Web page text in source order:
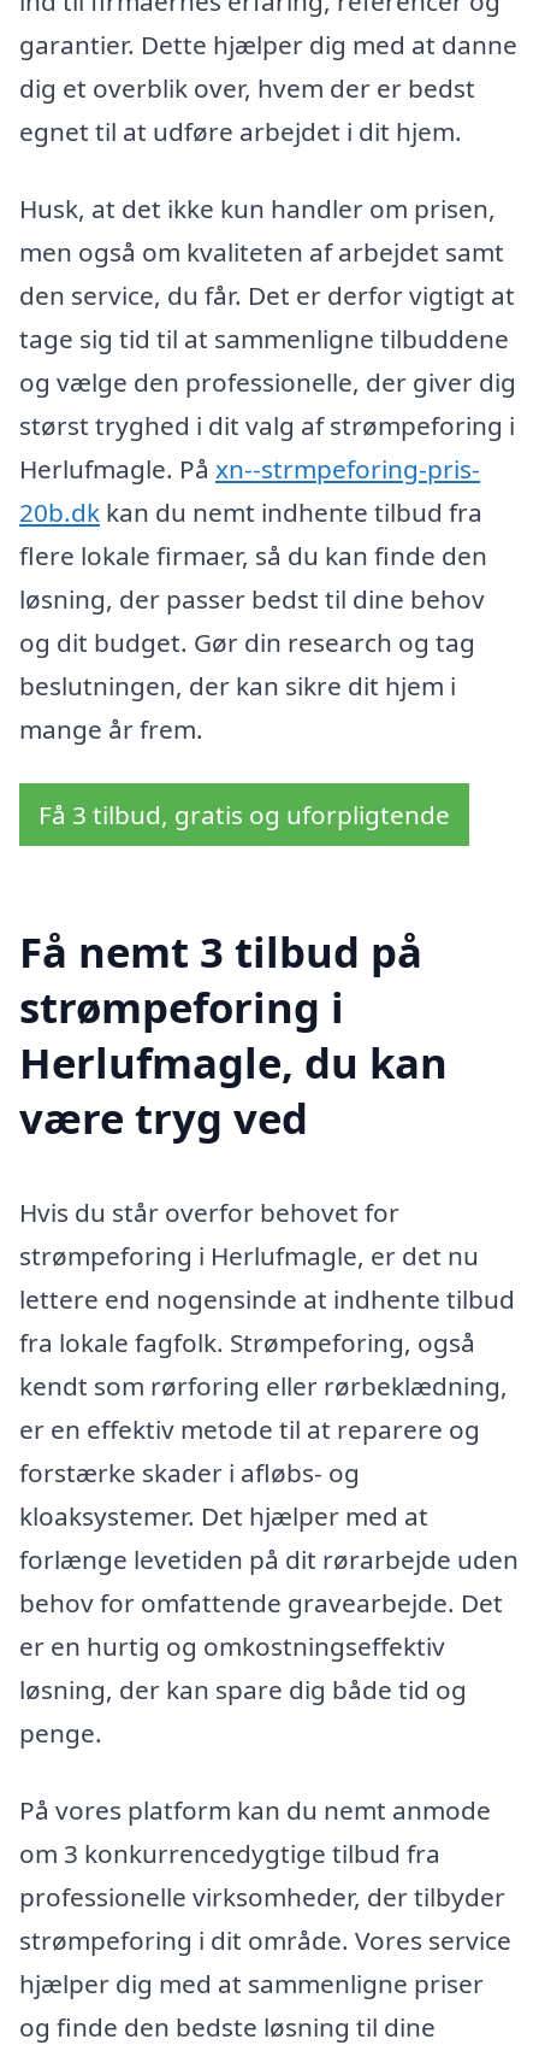
garantier. Dette hjælper dig med at danne
dig et overblik over, hvem der er bedst
egnet til at udføre arbejdet i dit hjem.
Husk, at det ikke kun handler om prisen,
men også om kvaliteten af arbejdet samt
den service, du får. Det er derfor vigtigt at
tage sig tid til at sammenligne tilbuddene
og vælge den professionelle, der giver dig
størst tryghed i dit valg af strømpeforing i
Herlufmagle. På xn--strmpeforing-pris-
20b.dk kan du nemt indhente tilbud fra
flere lokale firmaer, så du kan finde den
løsning, der passer bedst til dine behov
og dit budget. Gør din research og tag
beslutningen, der kan sikre dit hjem i
mange år frem.
Få 3 tilbud, gratis og uforpligtende
Få nemt 3 tilbud på
strømpeforing i
Herlufmagle, du kan
være tryg ved
Hvis du står overfor behovet for
strømpeforing i Herlufmagle, er det nu
lettere end nogensinde at indhente tilbud
fra lokale fagfolk. Strømpeforing, også
kendt som rørforing eller rørbeklædning,
er en effektiv metode til at reparere og
forstærke skader i afløbs- og
kloaksystemer. Det hjælper med at
forlænge levetiden på dit rørarbejde uden
behov for omfattende gravearbejde. Det
er en hurtig og omkostningseffektiv
løsning, der kan spare dig både tid og
penge.
På vores platform kan du nemt anmode
om 3 konkurrencedygtige tilbud fra
professionelle virksomheder, der tilbyder
strømpeforing i dit område. Vores service
hjælper dig med at sammenligne priser
og finde den bedste løsning til dine